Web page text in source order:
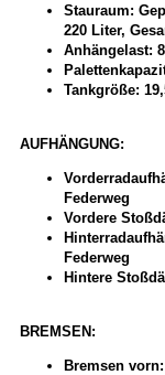
Stauraum:
220 Liter,
Anhängelast:
Tankgröße:
AUFHÄNGUNG:
Federweg
Vordere
Federweg
Hintere
BREMSEN:
Bremsen